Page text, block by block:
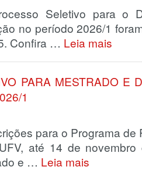
Seletivo para o
no período 2026/1
Confira … Leia mais
PARA MESTRADO E
1
para o Programa
até 14 de
e … Leia mais